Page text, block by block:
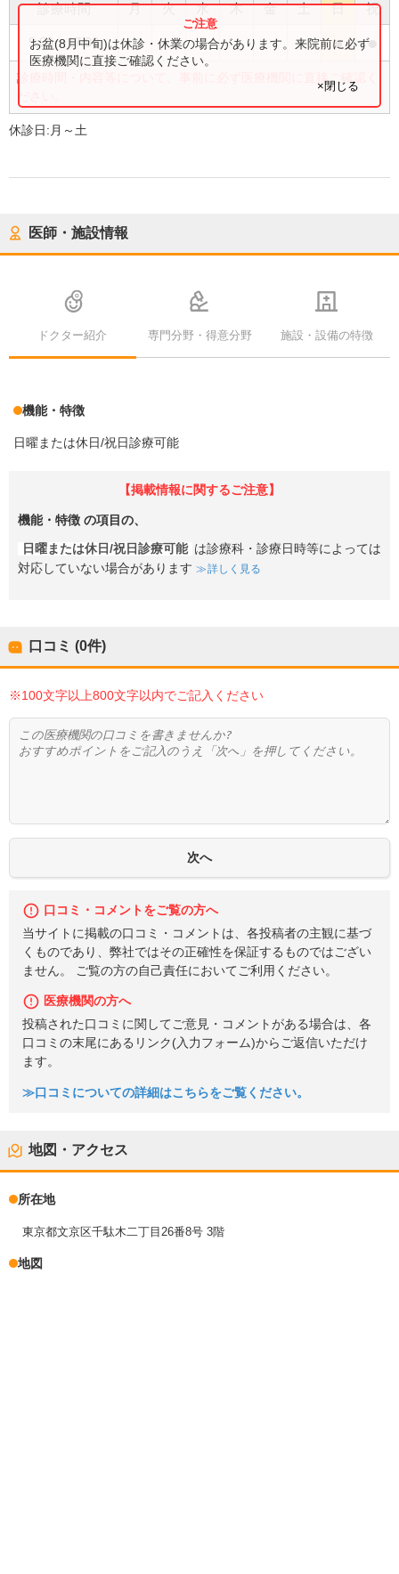
診療時間 月 火 水 木 金 土 日 祝
9:00〜 17:00 ● ●
診療時間・内容等について、事前に必ず医療機関に直接ご確認く
お盆(8月中旬)は休診・休業の場合があります。来院前に必ず
医療機関に直接ご確認ください。
×閉じる
休診日: 月～土
医師・施設情報
ドクター紹介 専門分野・得意分野 施設・設備の特徴
機能・特徴
日曜または休日/祝日診療可能
【掲載情報に関するご注意】
機能・特徴 の項目の、
日曜または休日/祝日診療可能 は診療科・診療日時等によっては
対応していない場合があります
詳しく見る
口コミ (0件)
※100文字以上800文字以内でご記入ください
口コミ・コメントをご覧の方へ
当サイトに掲載の口コミ・コメントは、各投稿者の主観に基づ
くものであり、弊社ではその正確性を保証するものではござい
ません。 ご覧の方の自己責任においてご利用ください。
医療機関の方へ
投稿された口コミに関してご意見・コメントがある場合は、各
口コミの末尾にあるリンク(入力フォーム)からご返信いただけ
ます。
≫口コミについての詳細はこちらをご覧ください。
地図・アクセス
所在地
東京都文京区千駄木二丁目26番8号 3階
地図